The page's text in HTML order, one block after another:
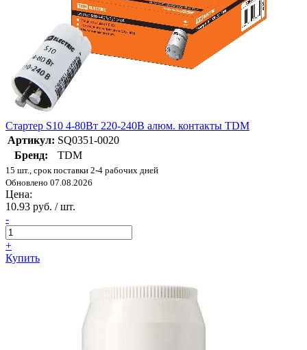
Стартер S10 4-80Вт 220-240В алюм. контакты TDM
Артикул: SQ0351-0020
Бренд:
TDM
15 шт., срок поставки 2-4 рабочих дней
Обновлено 07.08.2026
Цена:
10.93 руб. / шт.
-
+
Купить